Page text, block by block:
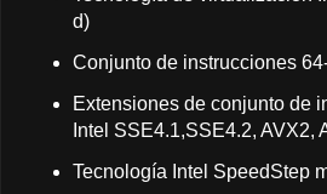
d)
Conjunto de instrucciones
Extensiones de conjunto de
Intel SSE4.1,SSE4.2, AVX2,
Tecnología Intel SpeedStep